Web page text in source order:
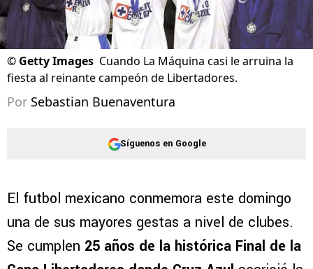
© Getty Images Cuando La Máquina casi le arruina la
fiesta al reinante campeón de Libertadores.
Por Sebastian Buenaventura
Síguenos en Google
El futbol mexicano conmemora este domingo
una de sus mayores gestas a nivel de clubes.
Se cumplen 25 años de la histórica Final de la